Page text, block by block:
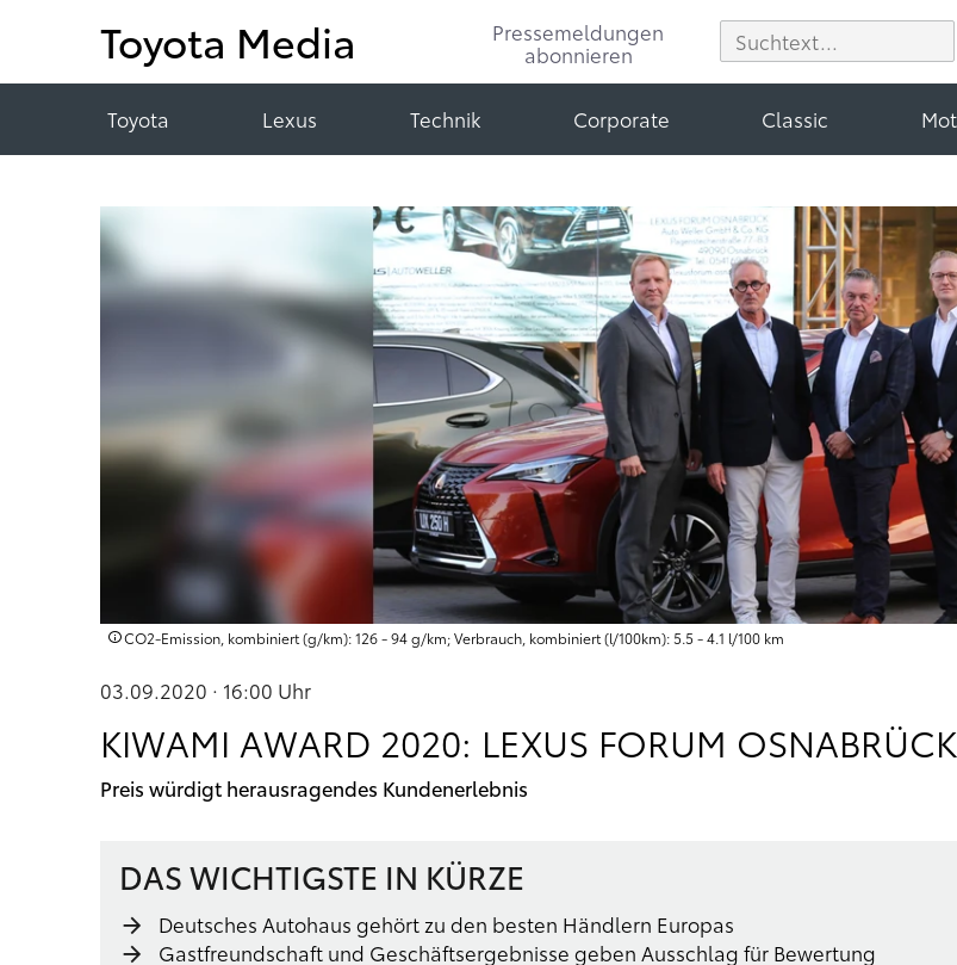
Toyota Media
Pressemeldungen
abonnieren
Toyota Lexus Technik Corporate Classic
CO2-Emission, kombiniert (g/km): 126 - 94 g/km; Verbrauch, kombiniert (l/100km): 5.5 - 4.1 l/100 km
03.09.2020 · 16:00 Uhr
KIWAMI AWARD 2020: LEXUS FORUM
Preis würdigt herausragendes Kundenerlebnis
DAS WICHTIGSTE IN KÜRZE
Deutsches Autohaus gehört zu den besten Händlern Europas
Gastfreundschaft und Geschäftsergebnisse geben Ausschlag für Bewertung